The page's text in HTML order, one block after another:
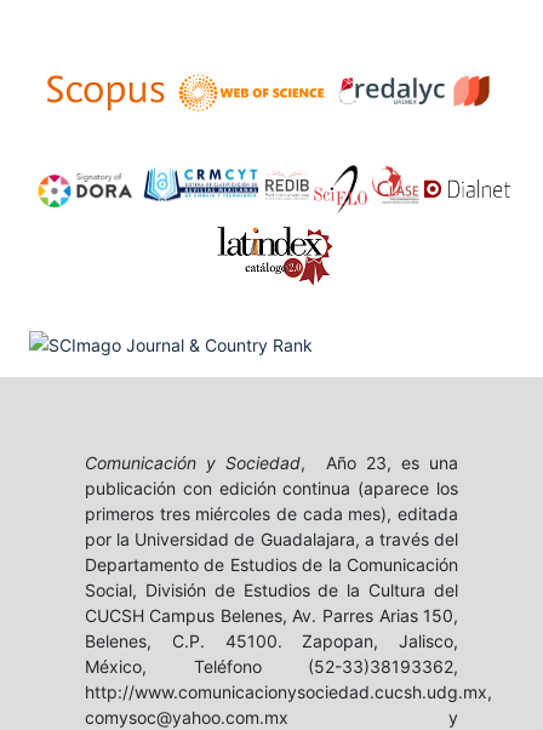
Comunicación y Sociedad, Año 23, es una
publicación con edición continua (aparece los
primeros tres miércoles de cada mes), editada
por la Universidad de Guadalajara, a través del
Departamento de Estudios de la Comunicación
Social, División de Estudios de la Cultura del
CUCSH Campus Belenes, Av. Parres Arias 150,
Belenes, C.P. 45100. Zapopan, Jalisco,
México, Teléfono (52-33)38193362,
http://www.comunicacionysociedad.cucsh.udg.mx,
comysoc@yahoo.com.mx y